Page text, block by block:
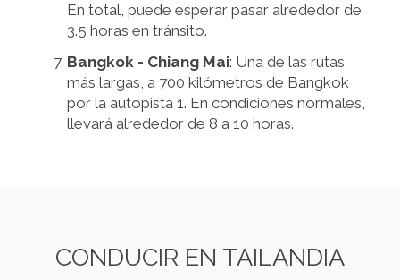
En total, puede esperar pasar alrededor de
3.5 horas en tránsito.
Bangkok - Chiang Mai: Una de las rutas
más largas, a 700 kilómetros de Bangkok
por la autopista 1. En condiciones normales,
llevará alrededor de 8 a 10 horas.
CONDUCIR EN TAILANDIA